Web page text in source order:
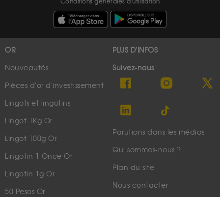
Conditions générales d'utilisation
OR
Nouveautés
Pièces d'or d'investissement
Lingots et lingotins
Lingot 1Kg Or
Lingot 100g Or
Lingotin 1 Once Or
Lingotin 1g Or
50 Pesos Or
PLUS D'INFOS
Suivez-nous
Parutions dans les médias
Qui sommes-nous ?
Plan du site
Nous contacter